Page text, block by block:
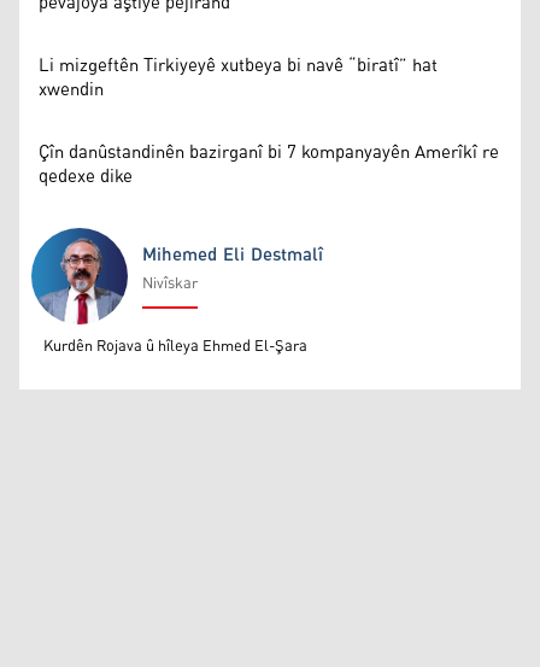
Li mizgeftên Tirkiyeyê xutbeya bi navê “biratî” hat
xwendin
Çîn danûstandinên bazirganî bi 7 kompanyayên Amerîkî re
qedexe dike
Mihemed Eli Destmalî
Mihemed Eli Destmalî
Nivîskar
Kurdên Rojava û hîleya Ehmed El-Şara